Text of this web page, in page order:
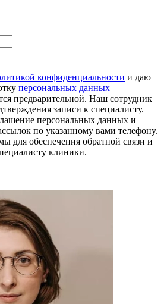
конфиденциальности и даю
персональных данных
предварительной. Наш сотрудник
записи к специалисту.
персональных данных и
по указанному вами телефону.
для обеспечения обратной связи и
клиники.